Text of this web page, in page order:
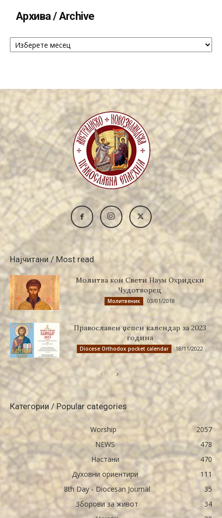
Архива / Archive
Архива
Најчитани / Most read
Молитва кон Свети Наум Охридски
Чудотворец
Молитвеник 03/01/2018
Православен џепен календар за 2023
година
Diocese Orthodox pocket calendar 18/11/2022
Категории / Popular categories
Worship
2057
NEWS
478
Настани
470
Духовни ориентири
111
8th Day - Diocesan Journal
35
Зборови за живот
34